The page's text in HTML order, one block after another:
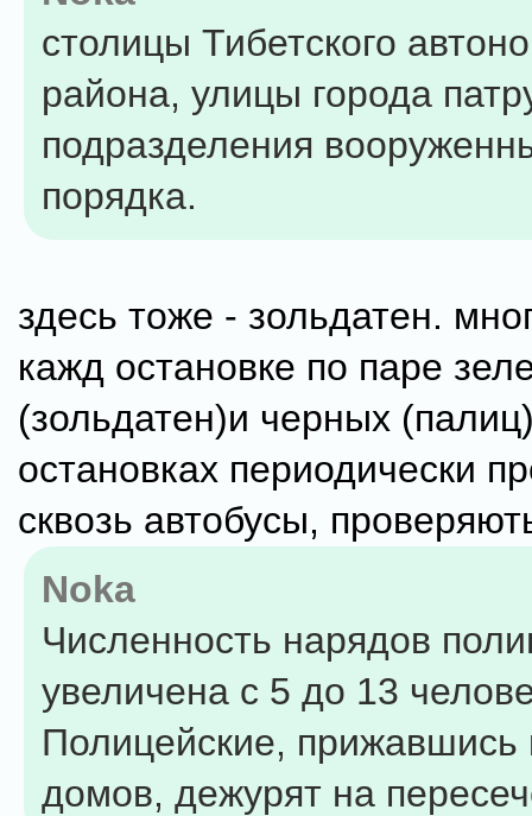
столицы Тибетского
района, улицы города
подразделения
порядка.
здесь тоже - зольдатен.
кажд остановке по паре
(зольдатен)и черных
остановках периодически
сквозь автобусы,
Noka
Численность нарядов
увеличена с 5 до 13
Полицейские, прижавшись
домов, дежурят на